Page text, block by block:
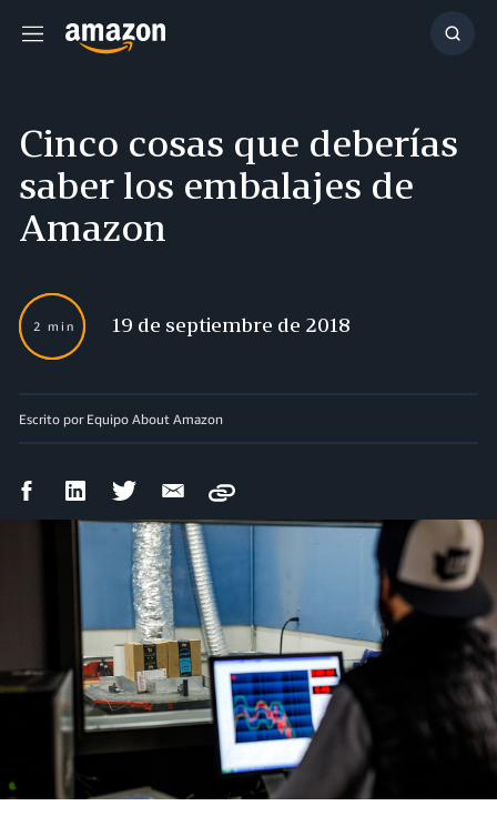
Menú
Cinco cosas que deberías
saber los embalajes de
Amazon
2 min 19 de septiembre de 2018
Escrito por Equipo About Amazon
Compartir
Facebook
Compartir
LinkedIn
Compartir
Twitter
Compartir
correo
electrónico
Copy